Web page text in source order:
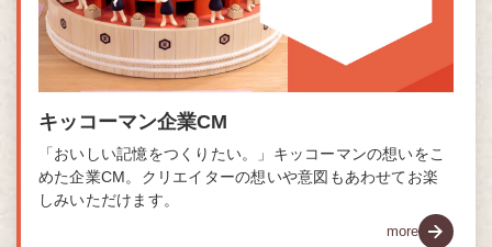
キッコーマン企業CM
「おいしい記憶をつくりたい。」キッコーマンの想いをこ
めた企業CM。クリエイターの想いや意図もあわせてお楽
しみいただけます。
more